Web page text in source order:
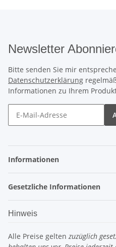
Newsletter
Bitte senden Sie mir
Datenschutzerklärung
Informationen zu Ihrem
Informationen
Gesetzliche Informationen
Hinweis
Alle Preise gelten zuzüglich